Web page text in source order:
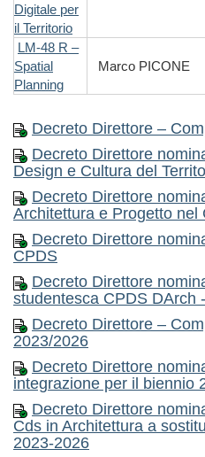
Digitale per
il Territorio
LM-48 R –
Spatial
Planning
Marco PICONE
Decreto Direttore –
Decreto Direttore
Design e Cultura del
Decreto Direttore
Architettura e Progetto nel
Decreto Direttore
CPDS
Decreto Direttore
studentesca CPDS DArch
Decreto Direttore –
2023/2026
Decreto Direttore
integrazione per il biennio
Decreto Direttore
Cds in Architettura a
2023-2026